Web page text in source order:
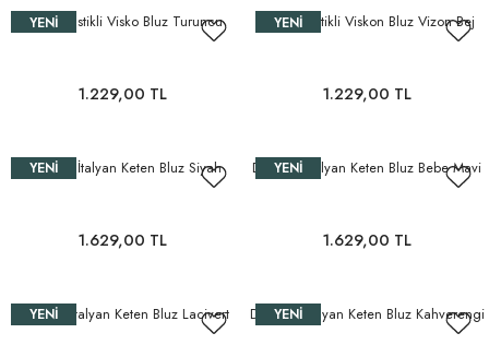
YENI
Yakası Lastikli Visko Bluz Turuncu
1.229,00 TL
YENI
Yakası Lastikli Viskon Bluz Vizon Bej
1.229,00 TL
YENI
Düğmeli İtalyan Keten Bluz Siyah
1.629,00 TL
YENI
Düğmeli İtalyan Keten Bluz Bebe Mavi
1.629,00 TL
YENI
Düğmeli İtalyan Keten Bluz Lacivert YENI
Düğmeli İtalyan Keten Bluz Kahverengi